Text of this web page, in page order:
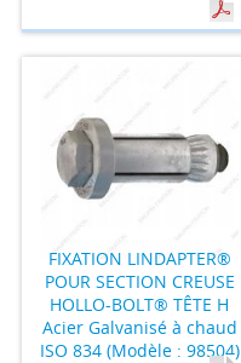
FIXATION LINDAPTER®
POUR SECTION CREUSE
HOLLO-BOLT® TÊTE H
Acier Galvanisé à chaud
ISO 834 (Modèle : 98504)